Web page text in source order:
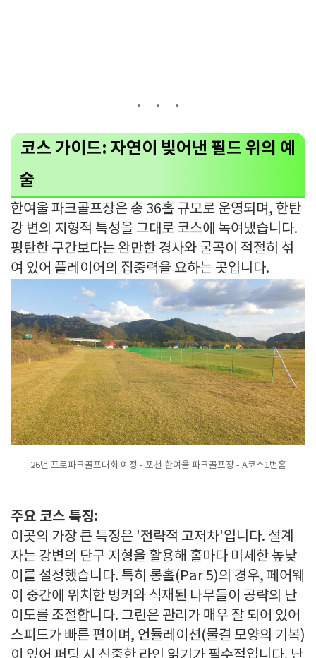
코스 가이드: 자연이 빚어낸 필드 위의 예
술
한여울 파크골프장은 총 36홀 규모로 운영되며, 한탄
강 변의 지형적 특성을 그대로 코스에 녹여냈습니다.
평탄한 구간보다는 완만한 경사와 굴곡이 적절히 섞
여 있어 플레이어의 집중력을 요하는 곳입니다.
26년 프로파크골프대회 예정 - 포천 한여울 파크골프장 - A코스1번홀
주요 코스 특징:
이곳의 가장 큰 특징은 '전략적 고저차'입니다. 설계
자는 강변의 단구 지형을 활용해 홀마다 미세한 높낮
이를 설정했습니다. 특히 롱홀(Par 5)의 경우, 페어웨
이 중간에 위치한 벙커와 식재된 나무들이 공략의 난
이도를 조절합니다. 그린은 관리가 매우 잘 되어 있어
스피드가 빠른 편이며, 언듈레이션(물결 모양의 기복)